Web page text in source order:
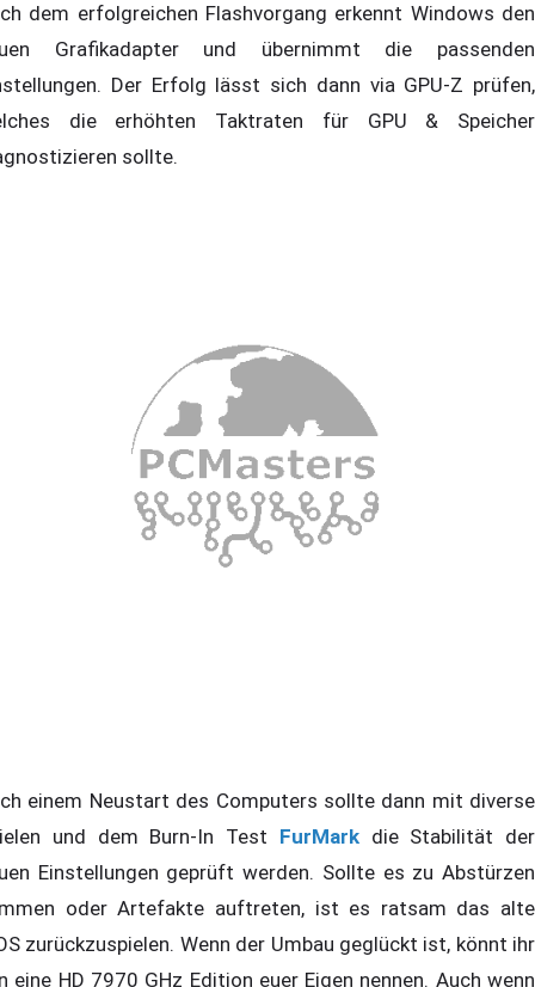
dem erfolgreichen Flashvorgang erkennt Windows den
Grafikadapter und übernimmt die passenden
Der Erfolg lässt sich dann via GPU-Z prüfen,
die erhöhten Taktraten für GPU & Speicher
sollte.
einem Neustart des Computers sollte dann mit diverse
und dem Burn-In Test FurMarkdie Stabilität der
Einstellungen geprüft werden. Sollte es zu Abstürzen
oder Artefakte auftreten, ist es ratsam das alte
zurückzuspielen. Wenn der Umbau geglückt ist, könnt ihr
eine HD 7970 GHz Edition euer Eigen nennen. Auch wenn